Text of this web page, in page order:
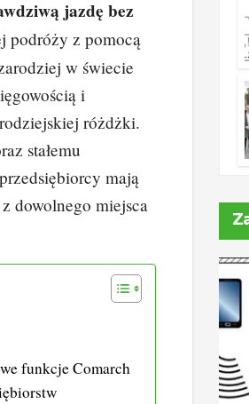
jazdę bez
podróży z pomocą
w świecie
i
różdżki.
stałemu
mają
dowolnego miejsca
funkcje Comarch